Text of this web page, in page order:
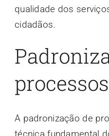
qualidade dos
cidadãos.
processos
A padronização de